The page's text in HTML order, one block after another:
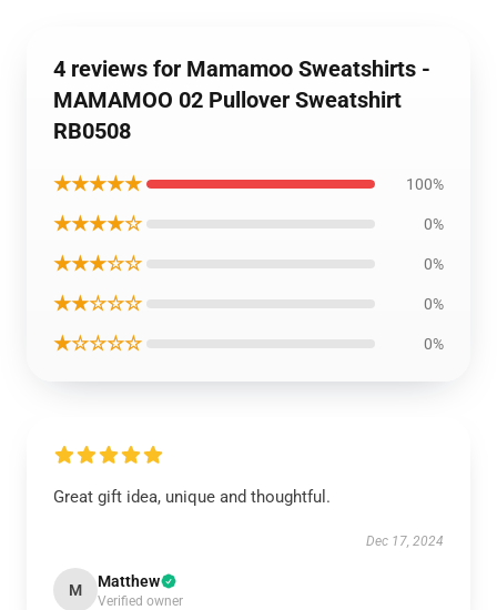
4 reviews for Mamamoo Sweatshirts -
MAMAMOO 02 Pullover Sweatshirt
RB0508
★★★★★ 100%
★★★★☆ 0%
★★★☆☆ 0%
★★☆☆☆ 0%
★☆☆☆☆ 0%
Great gift idea, unique and thoughtful.
Dec 17, 2024
M Matthew
Verified owner